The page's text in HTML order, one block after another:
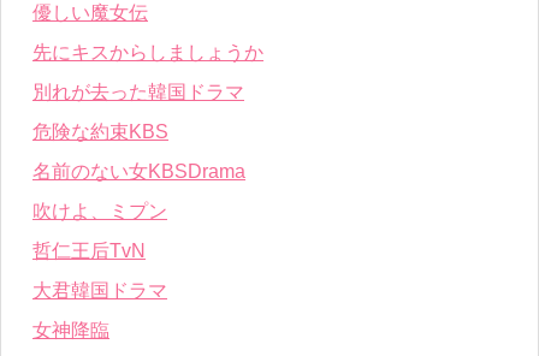
優しい魔女伝
先にキスからしましょうか
別れが去った韓国ドラマ
危険な約束KBS
名前のない女KBSDrama
吹けよ、ミプン
哲仁王后TvN
大君韓国ドラマ
女神降臨